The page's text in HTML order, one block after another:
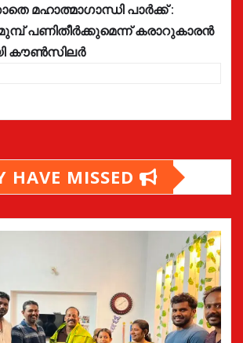
മഹാത്മാഗാന്ധി പാർക്ക് :
പണിതീർക്കുമെന്ന് കരാറുകാരൻ
കൗൺസിലർ
HAVE MISSED